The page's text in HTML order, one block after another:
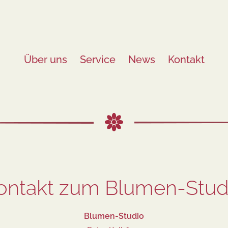
Über uns Service News Kontakt
zum Blumen-
Blumen-Studio